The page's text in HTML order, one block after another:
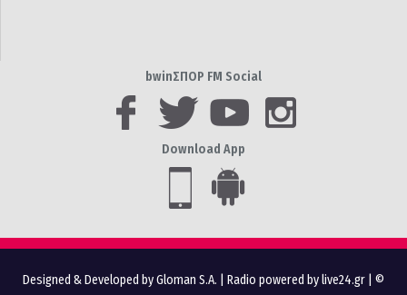
bwinΣΠΟΡ FM Social
Download App
Designed & Developed by Gloman S.A. Radio powered by live24.gr | ©